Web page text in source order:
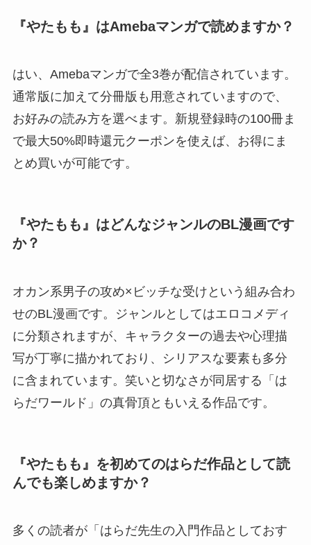
『やたもも』はAmebaマンガで読めますか？
はい、Amebaマンガで全3巻が配信されています。
通常版に加えて分冊版も用意されていますので、
お好みの読み方を選べます。新規登録時の100冊ま
で最大50%即時還元クーポンを使えば、お得にま
とめ買いが可能です。
『やたもも』はどんなジャンルのBL漫画です
か？
オカン系男子の攻め×ビッチな受けという組み合わ
せのBL漫画です。ジャンルとしてはエロコメディ
に分類されますが、キャラクターの過去や心理描
写が丁寧に描かれており、シリアスな要素も多分
に含まれています。笑いと切なさが同居する「は
らだワールド」の真骨頂ともいえる作品です。
『やたもも』を初めてのはらだ作品として読
んでも楽しめますか？
多くの読者が「はらだ先生の入門作品としておす